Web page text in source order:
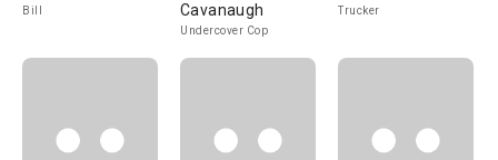
Bill
Cavanaugh
Undercover Cop
Trucker